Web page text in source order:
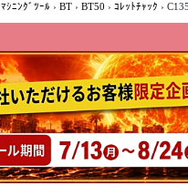
ﾏｼﾆﾝｸﾞﾂｰﾙ › BT › BT50 › ｺﾚｯﾄﾁｬｯｸ ›